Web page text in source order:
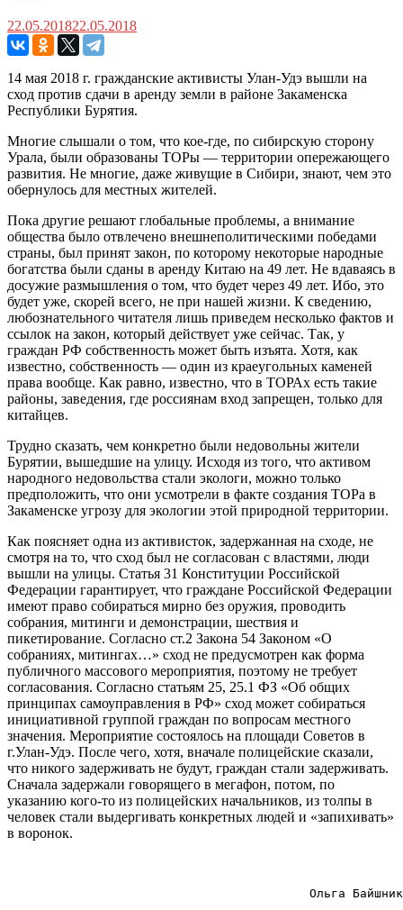
22.05.201822.05.2018
14 мая 2018 г. гражданские активисты Улан-Удэ вышли на
сход против сдачи в аренду земли в районе Закаменска
Республики Бурятия.
Многие слышали о том, что кое-где, по сибирскую сторону
Урала, были образованы ТОРы — территории опережающего
развития. Не многие, даже живущие в Сибири, знают, чем это
обернулось для местных жителей.
Пока другие решают глобальные проблемы, а внимание
общества было отвлечено внешнеполитическими победами
страны, был принят закон, по которому некоторые народные
богатства были сданы в аренду Китаю на 49 лет. Не вдаваясь в
досужие размышления о том, что будет через 49 лет. Ибо, это
будет уже, скорей всего, не при нашей жизни. К сведению,
любознательного читателя лишь приведем несколько фактов и
ссылок на закон, который действует уже сейчас. Так, у
граждан РФ собственность может быть изъята. Хотя, как
известно, собственность — один из краеугольных каменей
права вообще. Как равно, известно, что в ТОРАх есть такие
районы, заведения, где россиянам вход запрещен, только для
китайцев.
Трудно сказать, чем конкретно были недовольны жители
Бурятии, вышедшие на улицу. Исходя из того, что активом
народного недовольства стали экологи, можно только
предположить, что они усмотрели в факте создания ТОРа в
Закаменске угрозу для экологии этой природной территории.
Как поясняет одна из активисток, задержанная на сходе, не
смотря на то, что сход был не согласован с властями, люди
вышли на улицы. Статья 31 Конституции Российской
Федерации гарантирует, что граждане Российской Федерации
имеют право собираться мирно без оружия, проводить
собрания, митинги и демонстрации, шествия и
пикетирование. Согласно ст.2 Закона 54 Законом «О
собраниях, митингах…» сход не предусмотрен как форма
публичного массового мероприятия, поэтому не требует
согласования. Согласно статьям 25, 25.1 ФЗ «Об общих
принципах самоуправления в РФ» сход может собираться
инициативной группой граждан по вопросам местного
значения. Мероприятие состоялось на площади Советов в
г.Улан-Удэ. После чего, хотя, вначале полицейские сказали,
что никого задерживать не будут, граждан стали задерживать.
Сначала задержали говорящего в мегафон, потом, по
указанию кого-то из полицейских начальников, из толпы в
человек стали выдергивать конкретных людей и «запихивать»
в воронок.
Ольга